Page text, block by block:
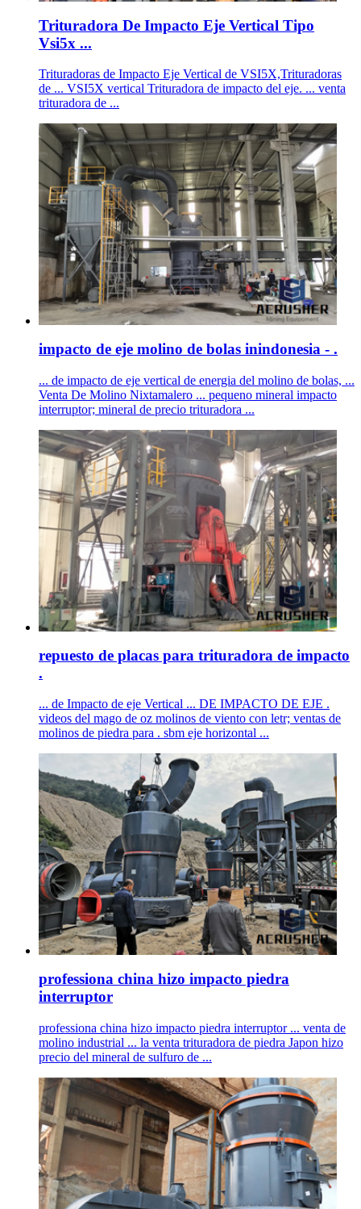
Trituradora De Impacto Eje Vertical Tipo
Vsi5x ...
Trituradoras de Impacto Eje Vertical de VSI5X,Trituradoras
de ... VSI5X vertical Trituradora de impacto del eje. ... venta
trituradora de ...
impacto de eje molino de bolas inindonesia - .
... de impacto de eje vertical de energia del molino de bolas, ...
Venta De Molino Nixtamalero ... pequeno mineral impacto
interruptor; mineral de precio trituradora ...
repuesto de placas para trituradora de impacto
.
... de Impacto de eje Vertical ... DE IMPACTO DE EJE .
videos del mago de oz molinos de viento con letr; ventas de
molinos de piedra para . sbm eje horizontal ...
professiona china hizo impacto piedra
interruptor
professiona china hizo impacto piedra interruptor ... venta de
molino industrial ... la venta trituradora de piedra Japon hizo
precio del mineral de sulfuro de ...